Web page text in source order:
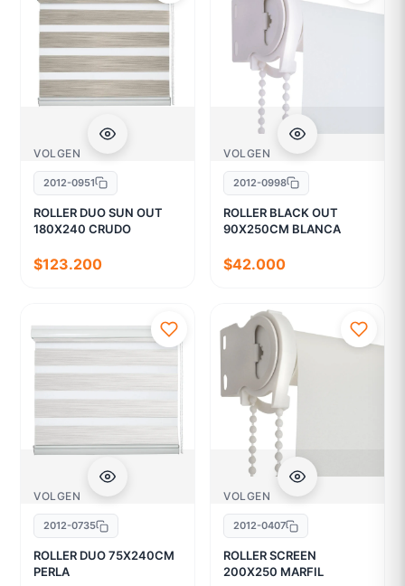
VOLGEN
2012-0951
ROLLER DUO SUN OUT
180X240 CRUDO
$123.200
VOLGEN
2012-0998
ROLLER BLACK OUT
90X250CM BLANCA
$42.000
VOLGEN
2012-0735
ROLLER DUO 75X240CM
PERLA
VOLGEN
2012-0407
ROLLER SCREEN
200X250 MARFIL